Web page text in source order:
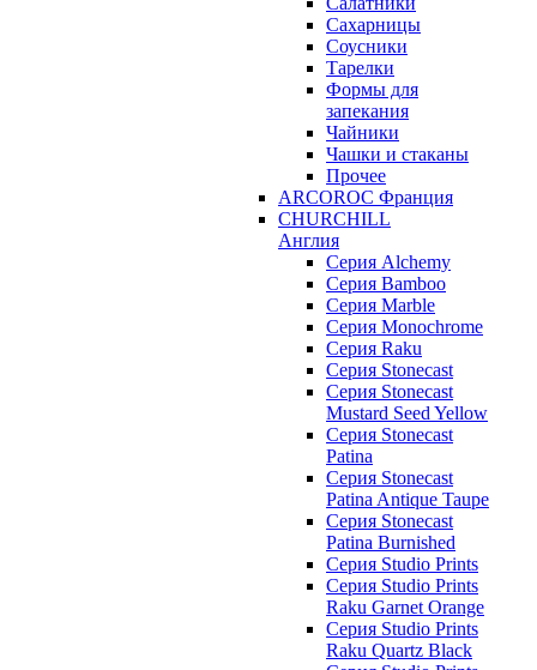
Сахарницы
Соусники
Тарелки
Формы для
запекания
Чайники
Чашки и стаканы
Прочее
ARCOROC Франция
CHURCHILL
Англия
Серия Alchemy
Серия Bamboo
Серия Marble
Серия Monochrome
Серия Raku
Серия Stonecast
Серия Stonecast
Mustard Seed Yellow
Серия Stonecast
Patina
Серия Stonecast
Patina Antique Taupe
Серия Stonecast
Patina Burnished
Серия Studio Prints
Серия Studio Prints
Raku Garnet Orange
Серия Studio Prints
Raku Quartz Black